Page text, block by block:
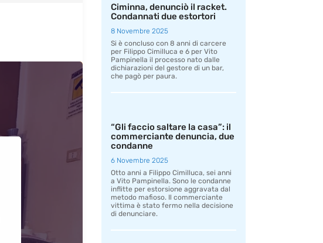
Ciminna, denunciò il racket.
Condannati due estortori
8 Novembre 2025
Si è concluso con 8 anni di carcere
per Filippo Cimilluca e 6 per Vito
Pampinella il processo nato dalle
dichiarazioni del gestore di un bar,
che pagò per paura.
“Gli faccio saltare la casa”: il
commerciante denuncia, due
condanne
6 Novembre 2025
Otto anni a Filippo Cimilluca, sei anni
a Vito Pampinella. Sono le condanne
inflitte per estorsione aggravata dal
metodo mafioso. Il commerciante
vittima è stato fermo nella decisione
di denunciare.